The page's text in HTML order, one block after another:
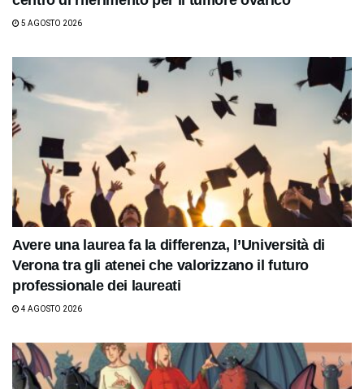
5 AGOSTO 2026
Avere una laurea fa la differenza, l’Università di
Verona tra gli atenei che valorizzano il futuro
professionale dei laureati
4 AGOSTO 2026